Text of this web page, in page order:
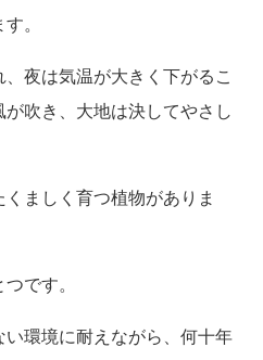
。
夜は気温が大きく下がるこ
吹き、大地は決してやさし
ましく育つ植物がありま
です。
環境に耐えながら、何十年